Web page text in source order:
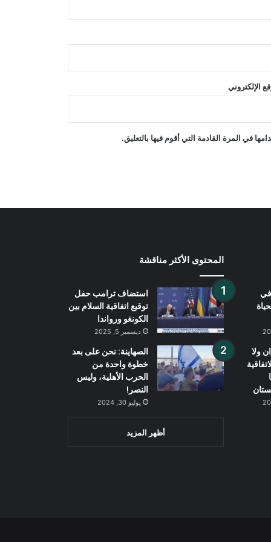
بركان سترومبولي وتدفق الحمم البركانية
قد تفاقم
حريق هائل في غرب كندا
الإلكتروني
في المرة القادمة التي أقوم فيها بالتعليق.
ولا
المحتوى الأكثر مناقشة
استضاف ترامب حفل
توقيع اتفاقية السلام بين
الكونغو ورواندا
ديسمبر 5, 2025
الصهاينة: نحن على بعد
خطوة واحدة من
الحرب الأهلية، وليس
النصر!
يوليو 30, 2024
أظهر المزيد